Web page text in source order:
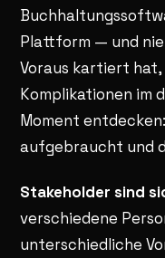
Plattform — und
Voraus kartiert hat,
Komplikationen im
Moment
aufgebraucht und
Stakeholder sind
verschiedene
unterschiedliche